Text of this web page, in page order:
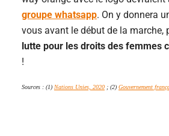
groupe whatsapp. On y donnera
vous avant le début de la marche,
lutte pour les droits des femmes
!
Sources : (1) Nations Unies, 2020 ; (2) Gouvernement